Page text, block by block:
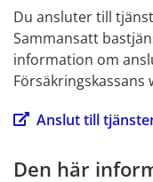
Du ansluter till
Sammansatt
information om
Försäkringskassans
Anslut till
Den här